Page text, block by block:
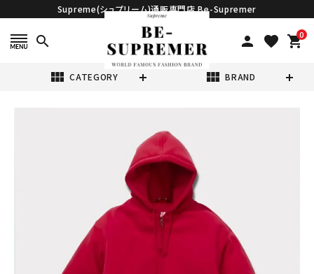
Supreme(シュプリーム)通販専門店 Be-Supremer
search person favorite 0
shopping_cart
view_module CATEGORY view_module BRAND